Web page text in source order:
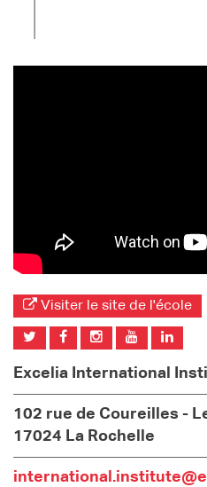
Visiter le site de l'école
Excelia International
102 rue de Coureilles -
17024 La Rochelle